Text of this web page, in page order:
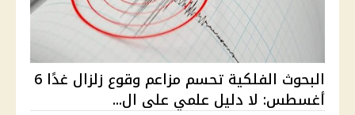
البحوث الفلكية تحسم مزاعم وقوع زلزال غدًا 6
أغسطس: لا دليل علمي على ال...